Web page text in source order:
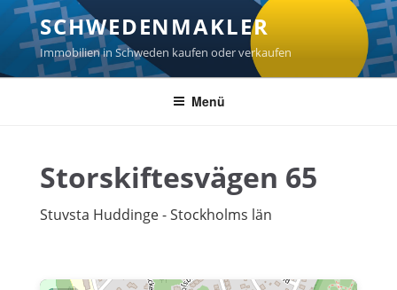
Zum
Inhalt
springen
SCHWEDENMAKLER
Immobilien in Schweden kaufen oder verkaufen
Menü
Storskiftesvägen 65
Stuvsta Huddinge - Stockholms län